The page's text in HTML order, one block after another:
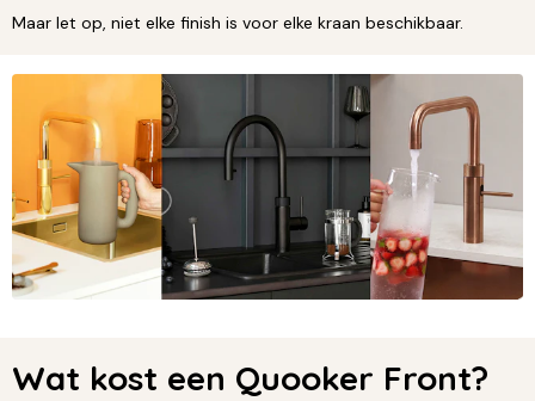
Maar let op, niet elke finish is voor elke kraan beschikbaar.
Wat kost een Quooker Front?